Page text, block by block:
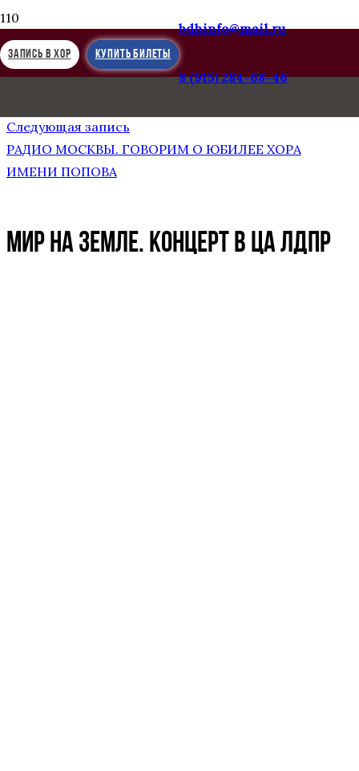
ЗАПИСЬ В ХОР КУПИТЬ БИЛЕТЫ
bdhinfo@mail.ru
8 (915) 284-68-46
Предыдущая запись
Следующая запись
РАДИО МОСКВЫ. ГОВОРИМ О ЮБИЛЕЕ ХОРА
ИМЕНИ ПОПОВА
МИР НА ЗЕМЛЕ. КОНЦЕРТ В ЦА ЛДПР